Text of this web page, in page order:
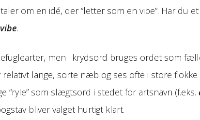
om en idé, der “letter som en vibe”. Har du
vibe.
men i krydsord bruges ordet som
lange, sorte næb og ses ofte i store flokke
“ryle” som slægtsord i stedet for artsnavn (f.eks.
bliver valget hurtigt klart.